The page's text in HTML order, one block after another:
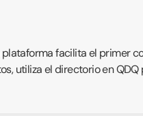
facilita el primer
utiliza el directorio en